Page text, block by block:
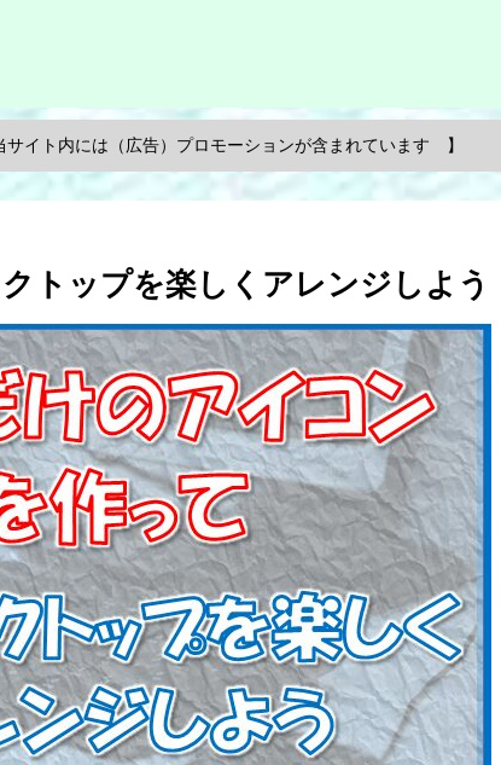
サイト内には（広告）プロモーションが含まれています 】
トップを楽しくアレンジしよう